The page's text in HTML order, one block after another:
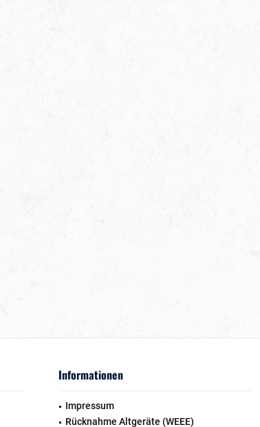
Informationen
Impressum
Rücknahme Altgeräte (WEEE)